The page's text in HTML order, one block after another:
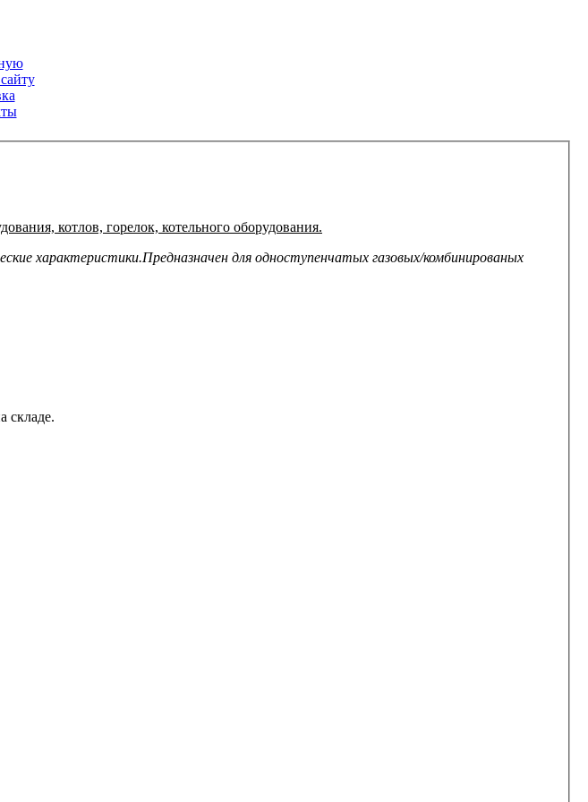
котлов, горелок, котельного оборудования.
характеристики.Предназначен для одноступенчатых газовых/комбинированых
складе.